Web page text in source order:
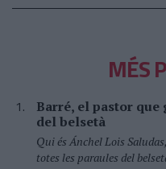
MÉS
Barré, el pastor
del belsetà
Qui és Ánchel Lois
totes les paraules del